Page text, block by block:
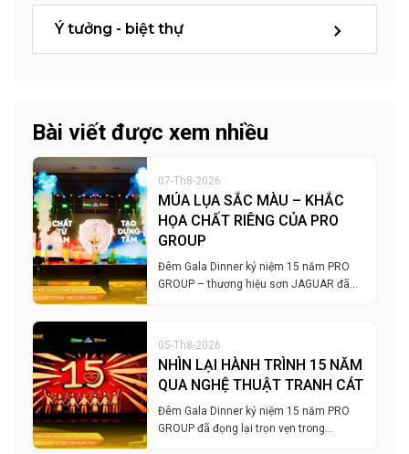
Ý tưởng - biệt thự
Bài viết được xem nhiều
07-Th8-2026
MÚA LỤA SẮC MÀU – KHẮC
HỌA CHẤT RIÊNG CỦA PRO
GROUP
Đêm Gala Dinner kỷ niệm 15 năm PRO
GROUP – thương hiệu sơn JAGUAR đã…
05-Th8-2026
NHÌN LẠI HÀNH TRÌNH 15 NĂM
QUA NGHỆ THUẬT TRANH CÁT
Đêm Gala Dinner kỷ niệm 15 năm PRO
GROUP đã đọng lại trọn vẹn trong…